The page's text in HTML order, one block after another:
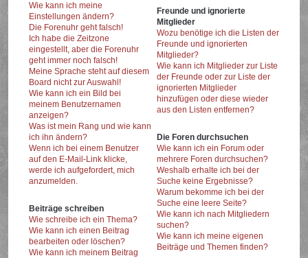
Wie kann ich meine
Einstellungen ändern?
Die Forenuhr geht falsch!
Ich habe die Zeitzone
eingestellt, aber die Forenuhr
geht immer noch falsch!
Meine Sprache steht auf diesem
Board nicht zur Auswahl!
Wie kann ich ein Bild bei
meinem Benutzernamen
anzeigen?
Was ist mein Rang und wie kann
ich ihn ändern?
Wenn ich bei einem Benutzer
auf den E-Mail-Link klicke,
werde ich aufgefordert, mich
anzumelden.
Beiträge schreiben
Wie schreibe ich ein Thema?
Wie kann ich einen Beitrag
bearbeiten oder löschen?
Wie kann ich meinem Beitrag
Freunde und ignorierte
Mitglieder
Wozu benötige ich die Listen der
Freunde und ignorierten
Mitglieder?
Wie kann ich Mitglieder zur Liste
der Freunde oder zur Liste der
ignorierten Mitglieder
hinzufügen oder diese wieder
aus den Listen entfernen?
Die Foren durchsuchen
Wie kann ich ein Forum oder
mehrere Foren durchsuchen?
Weshalb erhalte ich bei der
Suche keine Ergebnisse?
Warum bekomme ich bei der
Suche eine leere Seite?
Wie kann ich nach Mitgliedern
suchen?
Wie kann ich meine eigenen
Beiträge und Themen finden?